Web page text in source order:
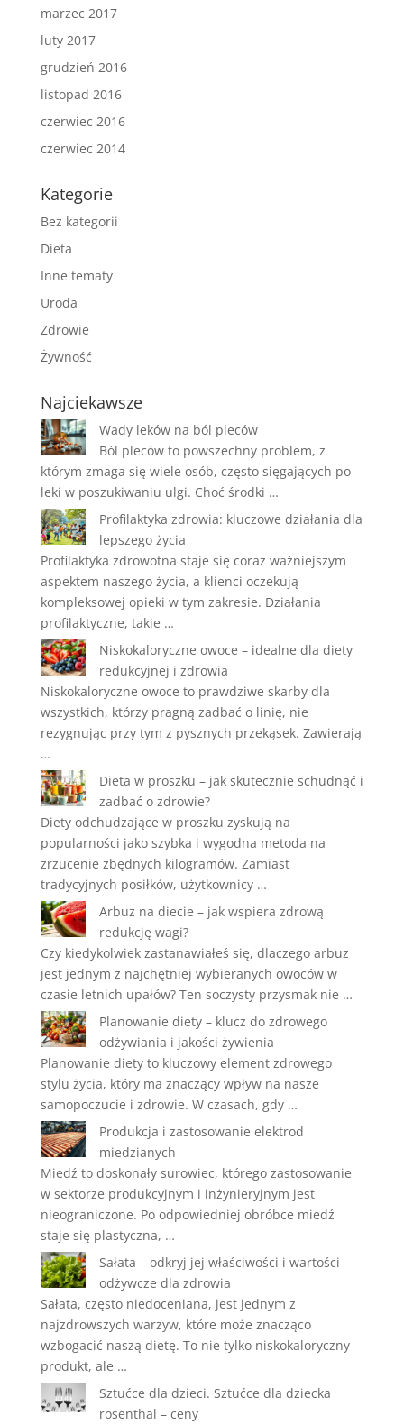
marzec 2017
luty 2017
grudzień 2016
listopad 2016
czerwiec 2016
czerwiec 2014
Kategorie
Bez kategorii
Dieta
Inne tematy
Uroda
Zdrowie
Żywność
Najciekawsze
Wady leków na ból pleców
Ból pleców to powszechny problem, z
którym zmaga się wiele osób, często sięgających po
leki w poszukiwaniu ulgi. Choć środki …
Profilaktyka zdrowia: kluczowe działania dla
lepszego życia
Profilaktyka zdrowotna staje się coraz ważniejszym
aspektem naszego życia, a klienci oczekują
kompleksowej opieki w tym zakresie. Działania
profilaktyczne, takie …
Niskokaloryczne owoce – idealne dla diety
redukcyjnej i zdrowia
Niskokaloryczne owoce to prawdziwe skarby dla
wszystkich, którzy pragną zadbać o linię, nie
rezygnując przy tym z pysznych przekąsek. Zawierają
…
Dieta w proszku – jak skutecznie schudnąć i
zadbać o zdrowie?
Diety odchudzające w proszku zyskują na
popularności jako szybka i wygodna metoda na
zrzucenie zbędnych kilogramów. Zamiast
tradycyjnych posiłków, użytkownicy …
Arbuz na diecie – jak wspiera zdrową
redukcję wagi?
Czy kiedykolwiek zastanawiałeś się, dlaczego arbuz
jest jednym z najchętniej wybieranych owoców w
czasie letnich upałów? Ten soczysty przysmak nie …
Planowanie diety – klucz do zdrowego
odżywiania i jakości żywienia
Planowanie diety to kluczowy element zdrowego
stylu życia, który ma znaczący wpływ na nasze
samopoczucie i zdrowie. W czasach, gdy …
Produkcja i zastosowanie elektrod
miedzianych
Miedź to doskonały surowiec, którego zastosowanie
w sektorze produkcyjnym i inżynieryjnym jest
nieograniczone. Po odpowiedniej obróbce miedź
staje się plastyczna, …
Sałata – odkryj jej właściwości i wartości
odżywcze dla zdrowia
Sałata, często niedoceniana, jest jednym z
najzdrowszych warzyw, które może znacząco
wzbogacić naszą dietę. To nie tylko niskokaloryczny
produkt, ale …
Sztućce dla dzieci. Sztućce dla dziecka
rosenthal – ceny